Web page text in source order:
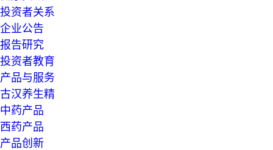
投资者关系
企业公告
报告研究
投资者教育
产品与服务
古汉养生精
中药产品
西药产品
产品创新